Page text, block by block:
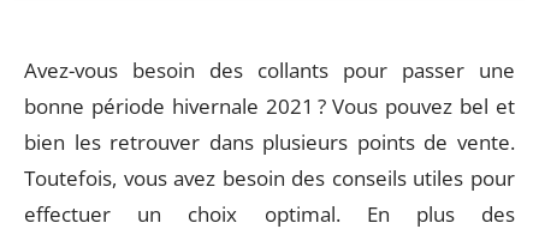
Avez-vous besoin des collants pour passer une
bonne période hivernale 2021 ? Vous pouvez bel et
bien les retrouver dans plusieurs points de vente.
Toutefois, vous avez besoin des conseils utiles pour
effectuer un choix optimal. En plus des